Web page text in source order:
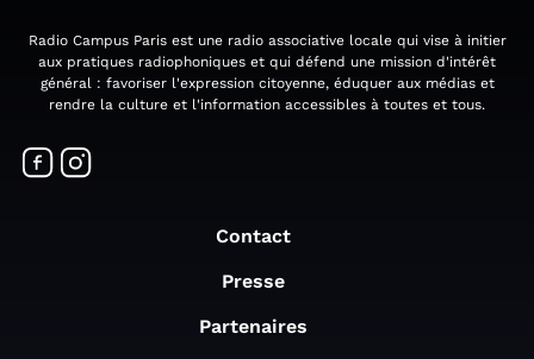
Radio Campus Paris est une radio associative locale qui vise à initier
aux pratiques radiophoniques et qui défend une mission d'intérêt
général : favoriser l'expression citoyenne, éduquer aux médias et
rendre la culture et l'information accessibles à toutes et tous.
Contact
Presse
Partenaires